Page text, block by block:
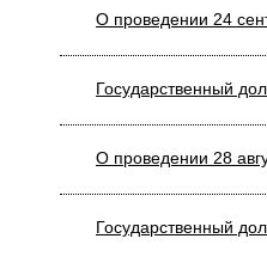
O проведении 24
Государственный
O проведении 28
Государственный